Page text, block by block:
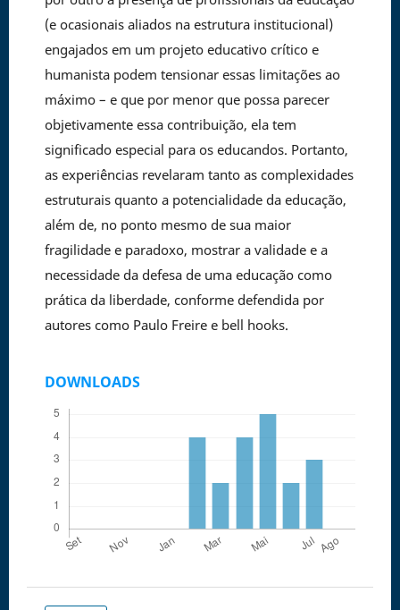
(e ocasionais aliados na estrutura institucional)
engajados em um projeto educativo crítico e
humanista podem tensionar essas limitações ao
máximo – e que por menor que possa parecer
objetivamente essa contribuição, ela tem
significado especial para os educandos. Portanto,
as experiências revelaram tanto as complexidades
estruturais quanto a potencialidade da educação,
além de, no ponto mesmo de sua maior
fragilidade e paradoxo, mostrar a validade e a
necessidade da defesa de uma educação como
prática da liberdade, conforme defendida por
autores como Paulo Freire e bell hooks.
DOWNLOADS